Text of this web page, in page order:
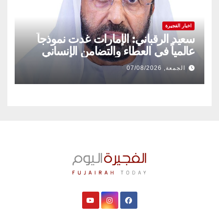
اخبار الفجيرة
سعيد الرقباني: الإمارات غدت نموذجاً
عالمياً في العطاء والتضامن الإنساني
الجمعة, 07/08/2026